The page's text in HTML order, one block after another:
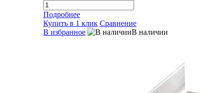
Подробнее
Купить в 1 клик Сравнение
В избранное
В наличии